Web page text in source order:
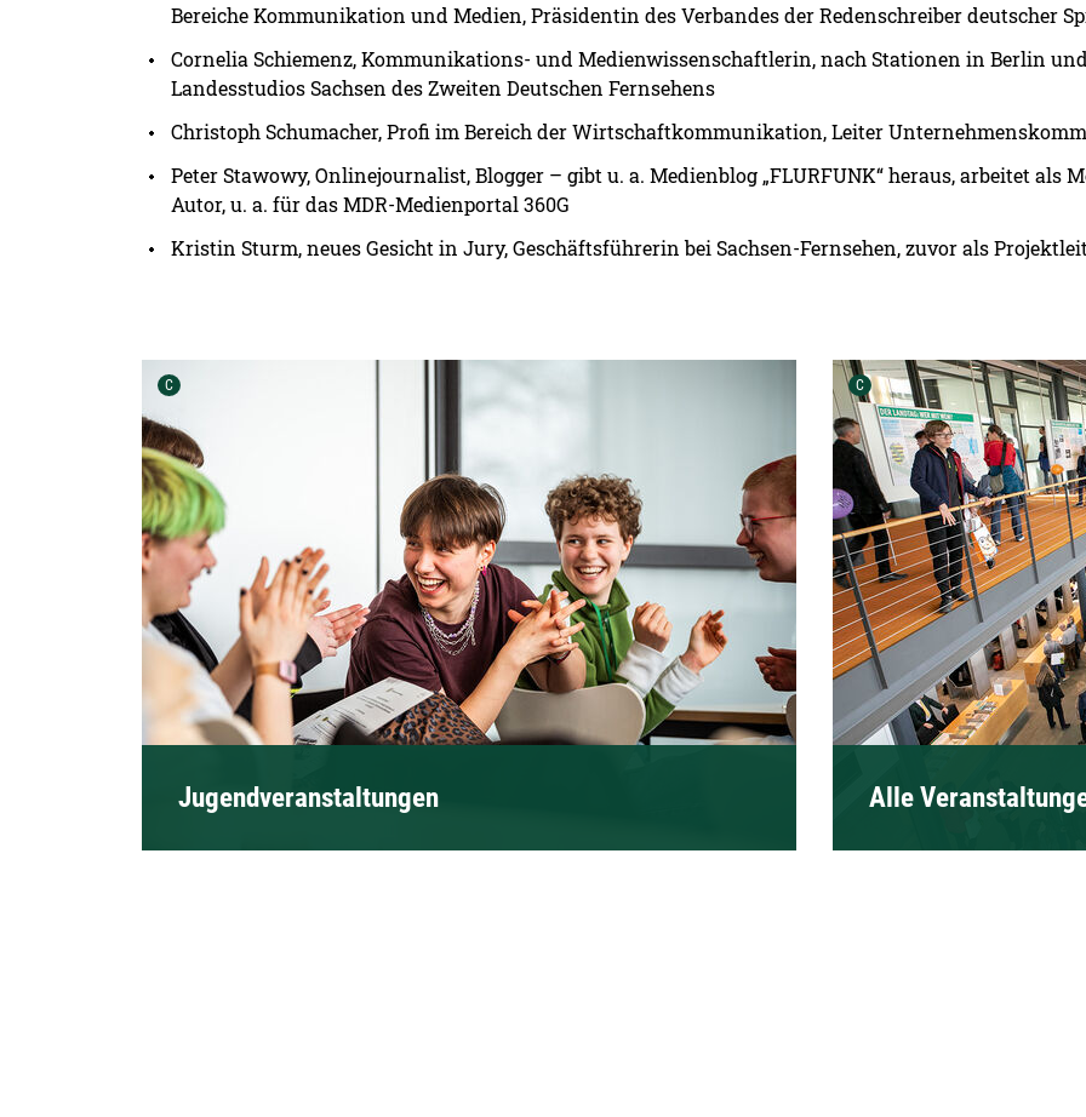
Bereiche Kommunikation und Medien, Präsidentin des Verbandes der Redenschreiber deutscher
Cornelia Schiemenz, Kommunikations- und Medienwissenschaftlerin, nach Stationen in Berlin
Landesstudios Sachsen des Zweiten Deutschen Fernsehens
Christoph Schumacher, Profi im Bereich der Wirtschaftkommunikation, Leiter
Peter Stawowy, Onlinejournalist, Blogger – gibt u. a. Medienblog „FLURFUNK“ heraus, arbeitet
Autor, u. a. für das MDR-Medienportal 360G
Kristin Sturm, neues Gesicht in Jury, Geschäftsführerin bei Sachsen-Fernsehen, zuvor als
C
Jugendveranstaltungen
C Urheber der Grafik:
Alle